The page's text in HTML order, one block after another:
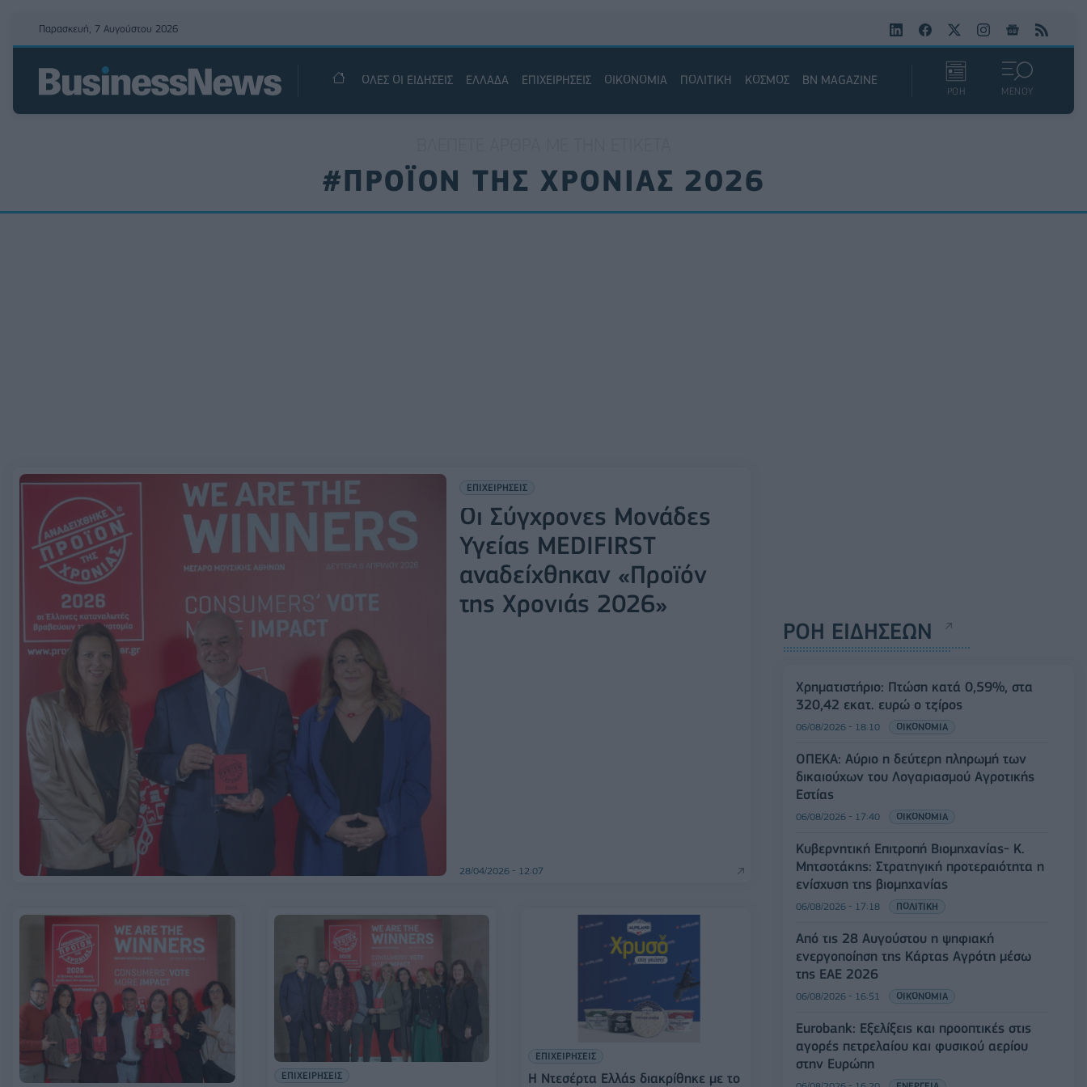
Παρασκευή, 7 Αυγούστου 2026
ΟΛΕΣ ΟΙ ΕΙΔΗΣΕΙΣ ΕΛΛΑΔΑ ΕΠΙΧΕΙΡΗΣΕΙΣ ΟΙΚΟΝΟΜΙΑ ΠΟΛΙΤΙΚΗ ΚΟΣΜΟΣ BN MAGAZINE
ΡΟΗ ΜΕΝΟΥ
#ΠΡΟΪΟΝ ΤΗΣ ΧΡΟΝΙΑΣ 2026
ΕΠΙΧΕΙΡΗΣΕΙΣ
Οι Σύγχρονες Μονάδες
Υγείας MEDIFIRST
αναδείχθηκαν «Προϊόν
της Χρονιάς 2026»
28/04/2026 - 12:07
ΕΠΙΧΕΙΡΗΣΕΙΣ
ΕΠΙΧΕΙΡΗΣΕΙΣ
Η Ντεσέρτα Ελλάς διακρίθηκε με το
ΡΟΗ ΕΙΔΗΣΕΩΝ
Χρηματιστήριο: Πτώση κατά 0,59%, στα
320,42 εκατ. ευρώ ο τζίρος
06/08/2026 - 18:10 ΟΙΚΟΝΟΜΙΑ
ΟΠΕΚΑ: Αύριο η δεύτερη πληρωμή των
δικαιούχων του Λογαριασμού Αγροτικής
Εστίας
06/08/2026 - 17:40 ΟΙΚΟΝΟΜΙΑ
Κυβερνητική Επιτροπή Βιομηχανίας- Κ.
Μητσοτάκης: Στρατηγική προτεραιότητα η
ενίσχυση της βιομηχανίας
06/08/2026 - 17:18 ΠΟΛΙΤΙΚΗ
Από τις 28 Αυγούστου η ψηφιακή
ενεργοποίηση της Κάρτας Αγρότη μέσω
της ΕΑΕ 2026
06/08/2026 - 16:51 ΟΙΚΟΝΟΜΙΑ
Eurobank: Εξελίξεις και προοπτικές στις
αγορές πετρελαίου και φυσικού αερίου
στην Ευρώπη